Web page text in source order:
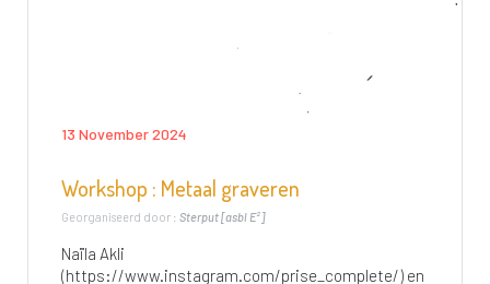
13 November 2024
Workshop : Metaal graveren
Georganiseerd door : Sterput [asbl E²]
Naïla Akli
(https://www.instagram.com/prise_complete/) en